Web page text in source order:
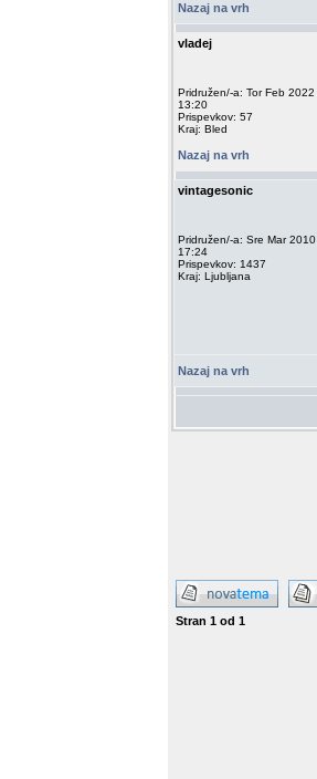
Nazaj na vrh
vladej
Pridružen/-a: Tor Feb 2022
13:20
Prispevkov: 57
Kraj: Bled
Nazaj na vrh
vintagesonic
Pridružen/-a: Sre Mar 2010
17:24
Prispevkov: 1437
Kraj: Ljubljana
Nazaj na vrh
Stran 1 od 1